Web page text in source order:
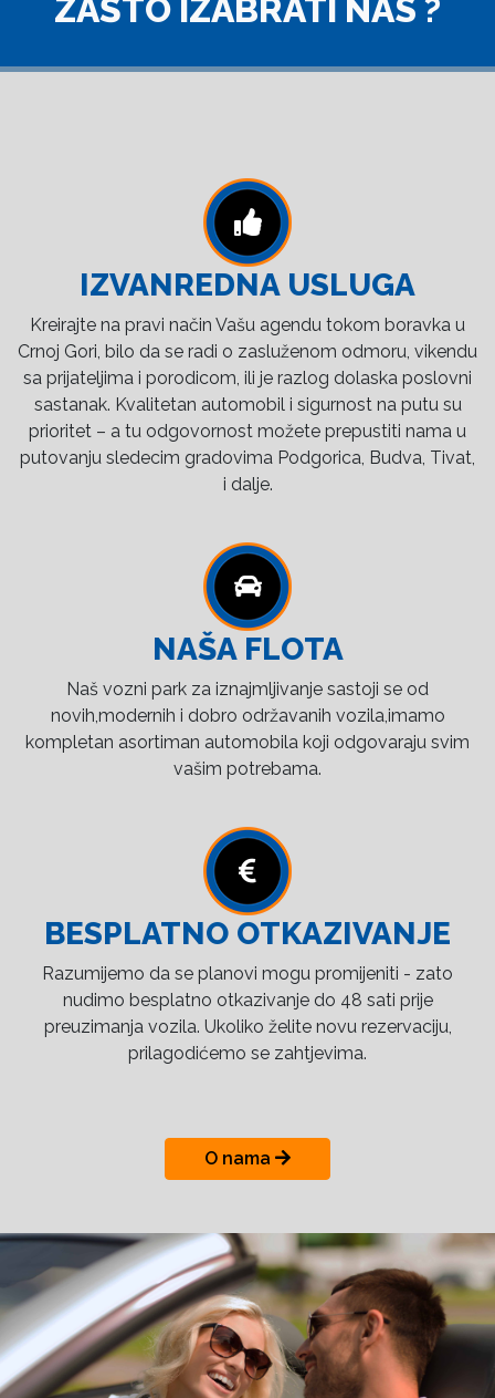
ZAŠTO IZABRATI NAS ?
IZVANREDNA USLUGA
Kreirajte na pravi način Vašu agendu tokom boravka u
Crnoj Gori, bilo da se radi o zasluženom odmoru, vikendu
sa prijateljima i porodicom, ili je razlog dolaska poslovni
sastanak. Kvalitetan automobil i sigurnost na putu su
prioritet – a tu odgovornost možete prepustiti nama u
putovanju sledecim gradovima Podgorica, Budva, Tivat,
i dalje.
NAŠA FLOTA
Naš vozni park za iznajmljivanje sastoji se od
novih,modernih i dobro održavanih vozila,imamo
kompletan asortiman automobila koji odgovaraju svim
vašim potrebama.
BESPLATNO OTKAZIVANJE
Razumijemo da se planovi mogu promijeniti - zato
nudimo besplatno otkazivanje do 48 sati prije
preuzimanja vozila. Ukoliko želite novu rezervaciju,
prilagodićemo se zahtjevima.
O nama